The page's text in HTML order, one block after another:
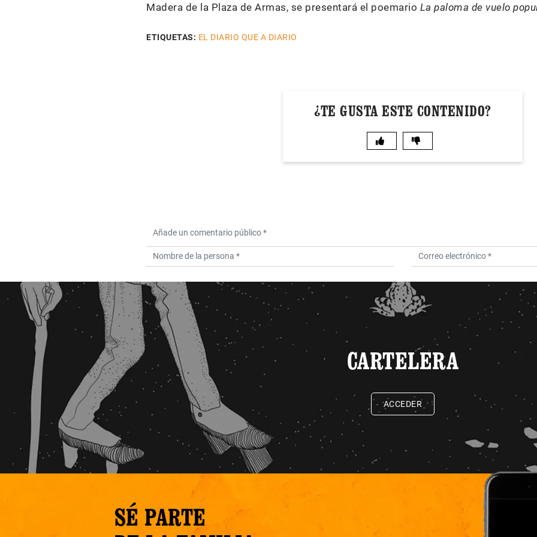
Madera de la Plaza de Armas, se presentará el poemario La paloma de vuelo
ETIQUETAS: EL DIARIO QUE A DIARIO
¿TE GUSTA ESTE CONTENIDO?
CARTELERA
ACCEDER
SÉ PARTE